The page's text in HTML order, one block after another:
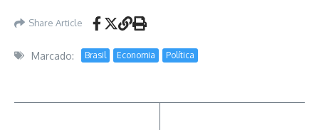
Share Article
Marcado: Brasil Economia Política